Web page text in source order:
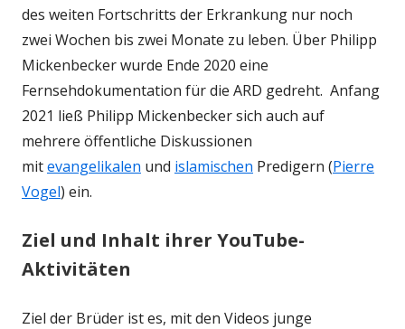
des weiten Fortschritts der Erkrankung nur noch
zwei Wochen bis zwei Monate zu leben. Über Philipp
Mickenbecker wurde Ende 2020 eine
Fernsehdokumentation für die ARD gedreht. Anfang
2021 ließ Philipp Mickenbecker sich auch auf
mehrere öffentliche Diskussionen
mitevangelikalen und islamischen Predigern (Pierre
Vogel) ein.
Ziel und Inhalt ihrer YouTube-
Aktivitäten
Ziel der Brüder ist es, mit den Videos junge